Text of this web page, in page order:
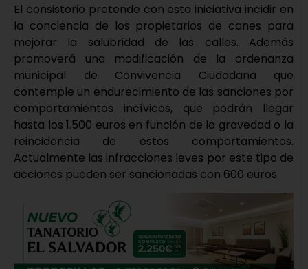
El consistorio pretende con esta iniciativa incidir en
la conciencia de los propietarios de canes para
mejorar la salubridad de las calles. Además
promoverá una modificación de la ordenanza
municipal de Convivencia Ciudadana que
contemple un endurecimiento de las sanciones por
comportamientos incívicos, que podrán llegar
hasta los 1.500 euros en función de la gravedad o la
reincidencia de estos comportamientos.
Actualmente las infracciones leves por este tipo de
acciones pueden ser sancionadas con 600 euros.